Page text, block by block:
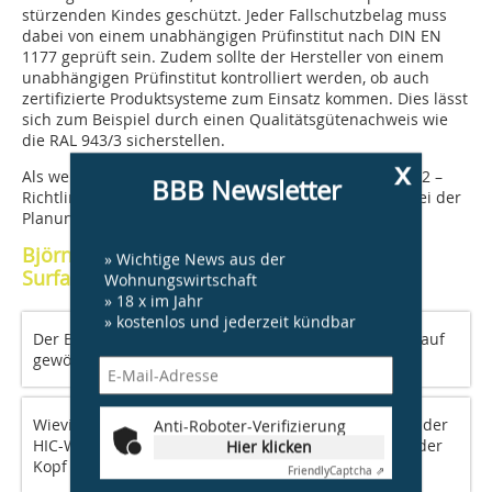
stürzenden Kindes geschützt. Jeder Fallschutzbelag muss
dabei von einem unabhängigen Prüfinstitut nach DIN EN
1177 geprüft sein. Zudem sollte der Hersteller von einem
unabhängigen Prüfinstitut kontrolliert werden, ob auch
zertifizierte Produktsysteme zum Einsatz kommen. Dies lässt
sich zum Beispiel durch einen Qualitätsgütenachweis wie
die RAL 943/3 sicherstellen.
Als weitere gesetzliche Vorgabe sollte die „GUV-SR 2002 –
Richtlinien für Kindergärten – Bau und Ausrüstung“ bei der
Planung beachtet werden.
Björn Hammel, Product Manager Sports
Surfaces bei Polytan, Burgheim
Der Belag kann nicht nur auf ebenen, sondern auch auf
gewölbten und schrägen Ebenen eingebaut werden.
Wieviel Sicherheit ein Fallschutzprodukt bietet, zeigt der
HIC-Wert.Je niedriger der HIC-Wert, desto besser ist der
Kopf des stürzenden Kindes geschützt.
x
BBB Newsletter
» Wichtige News aus der
Wohnungswirtschaft
» 18 x im Jahr
» kostenlos und jederzeit kündbar
Anti-Roboter-Verifizierung
Hier klicken
FriendlyCaptcha ⇗